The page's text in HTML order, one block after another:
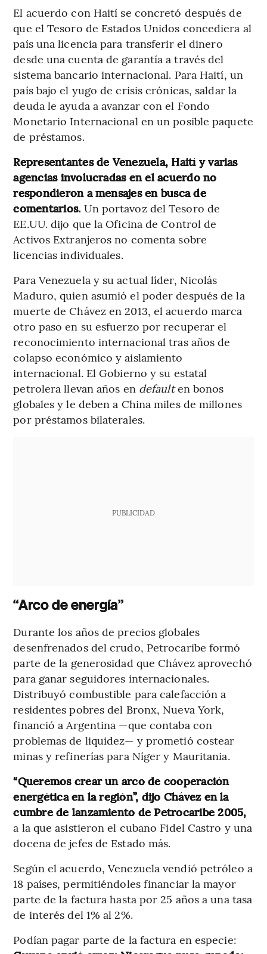
El acuerdo con Haití se concretó después de
que el Tesoro de Estados Unidos concediera al
país una licencia para transferir el dinero
desde una cuenta de garantía a través del
sistema bancario internacional. Para Haití, un
país bajo el yugo de crisis crónicas, saldar la
deuda le ayuda a avanzar con el Fondo
Monetario Internacional en un posible paquete
de préstamos.
Representantes de Venezuela, Haití y varias
agencias involucradas en el acuerdo no
respondieron a mensajes en busca de
comentarios. Un portavoz del Tesoro de
EE.UU. dijo que la Oficina de Control de
Activos Extranjeros no comenta sobre
licencias individuales.
Para Venezuela y su actual líder, Nicolás
Maduro, quien asumió el poder después de la
muerte de Chávez en 2013, el acuerdo marca
otro paso en su esfuerzo por recuperar el
reconocimiento internacional tras años de
colapso económico y aislamiento
internacional. El Gobierno y su estatal
petrolera llevan años en defaulten bonos
globales y le deben a China miles de millones
por préstamos bilaterales.
PUBLICIDAD
“Arco de energía”
Durante los años de precios globales
desenfrenados del crudo, Petrocaribe formó
parte de la generosidad que Chávez aprovechó
para ganar seguidores internacionales.
Distribuyó combustible para calefacción a
residentes pobres del Bronx, Nueva York,
financió a Argentina —que contaba con
problemas de liquidez— y prometió costear
minas y refinerías para Níger y Mauritania.
“Queremos crear un arco de cooperación
energética en la región”, dijo Chávez en la
cumbre de lanzamiento de Petrocaribe 2005,
a la que asistieron el cubano Fidel Castro y una
docena de jefes de Estado más.
Según el acuerdo, Venezuela vendió petróleo a
18 países, permitiéndoles financiar la mayor
parte de la factura hasta por 25 años a una tasa
de interés del 1% al 2%.
Podían pagar parte de la factura en especie: